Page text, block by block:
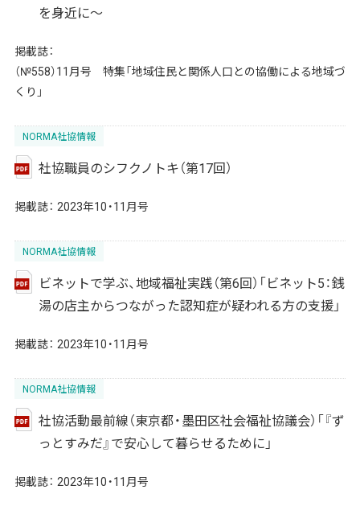
を身近に～
掲載誌：
（№558）11月号 特集「地域住民と関係人口との協働による地域づ
くり」
NORMA社協情報
社協職員のシフクノトキ（第17回）
掲載誌： 2023年10・11月号
NORMA社協情報
ビネットで学ぶ、地域福祉実践（第6回）「ビネット5：銭
湯の店主からつながった認知症が疑われる方の支援」
掲載誌： 2023年10・11月号
NORMA社協情報
社協活動最前線（東京都・墨田区社会福祉協議会）「『ず
っとすみだ』で安心して暮らせるために」
掲載誌： 2023年10・11月号